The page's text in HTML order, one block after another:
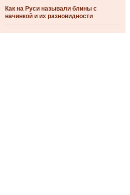
Как на Руси называли блины с
начинкой и их разновидности